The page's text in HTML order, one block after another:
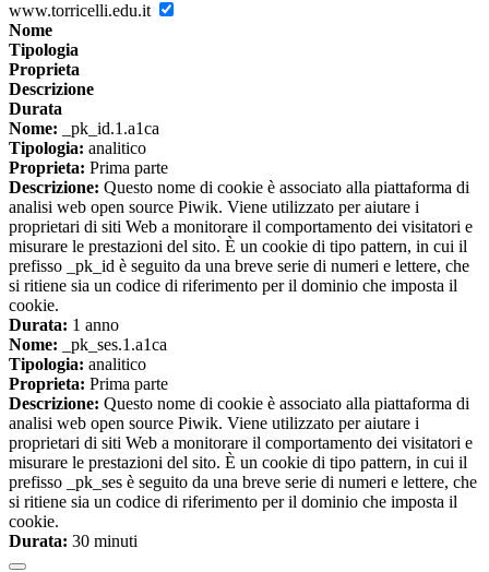
www.torricelli.edu.it
Nome
Tipologia
Proprieta
Descrizione
Durata
Nome: _pk_id.1.a1ca
Tipologia: analitico
Proprieta: Prima parte
Descrizione: Questo nome di cookie è associato alla piattaforma di
analisi web open source Piwik. Viene utilizzato per aiutare i
proprietari di siti Web a monitorare il comportamento dei visitatori e
misurare le prestazioni del sito. È un cookie di tipo pattern, in cui il
prefisso _pk_id è seguito da una breve serie di numeri e lettere, che
si ritiene sia un codice di riferimento per il dominio che imposta il
cookie.
Durata: 1 anno
Nome: _pk_ses.1.a1ca
Tipologia: analitico
Proprieta: Prima parte
Descrizione: Questo nome di cookie è associato alla piattaforma di
analisi web open source Piwik. Viene utilizzato per aiutare i
proprietari di siti Web a monitorare il comportamento dei visitatori e
misurare le prestazioni del sito. È un cookie di tipo pattern, in cui il
prefisso _pk_ses è seguito da una breve serie di numeri e lettere, che
si ritiene sia un codice di riferimento per il dominio che imposta il
cookie.
Durata: 30 minuti